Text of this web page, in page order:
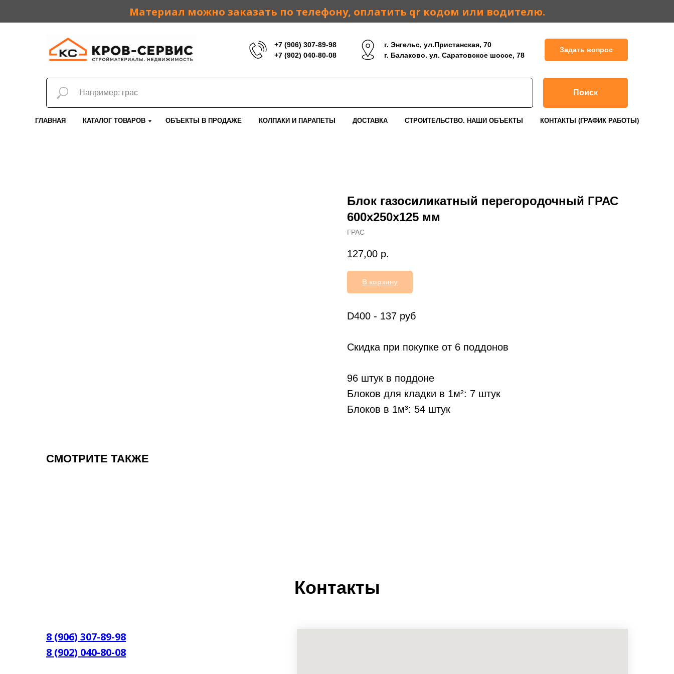
Материал можно заказать по телефону, оплатить qr кодом или водителю.
+7 (906) 307-89-98
+7 (902) 040-80-08
г. Энгельс, ул.Пристанская, 70
г. Балаково. ул. Саратовское шоссе, 78
Задать вопрос
Поиск
ГЛАВНАЯ КАТАЛОГ ТОВАРОВ ОБЪЕКТЫ В ПРОДАЖЕ КОЛПАКИ И ПАРАПЕТЫ ДОСТАВКА СТРОИТЕЛЬСТВО. НАШИ ОБЪЕКТЫ КОНТАКТЫ (ГРАФИК РАБОТЫ)
Блок газосиликатный перегородочный ГРАС
600x250x125 мм
ГРАС
127,00 р.
В корзину
D400 - 137 руб
Скидка при покупке от 6 поддонов
96 штук в поддоне
Блоков для кладки в 1м²: 7 штук
Блоков в 1м³: 54 штук
СМОТРИТЕ ТАКЖЕ
Контакты
8 (906) 307-89-98
8 (902) 040-80-08